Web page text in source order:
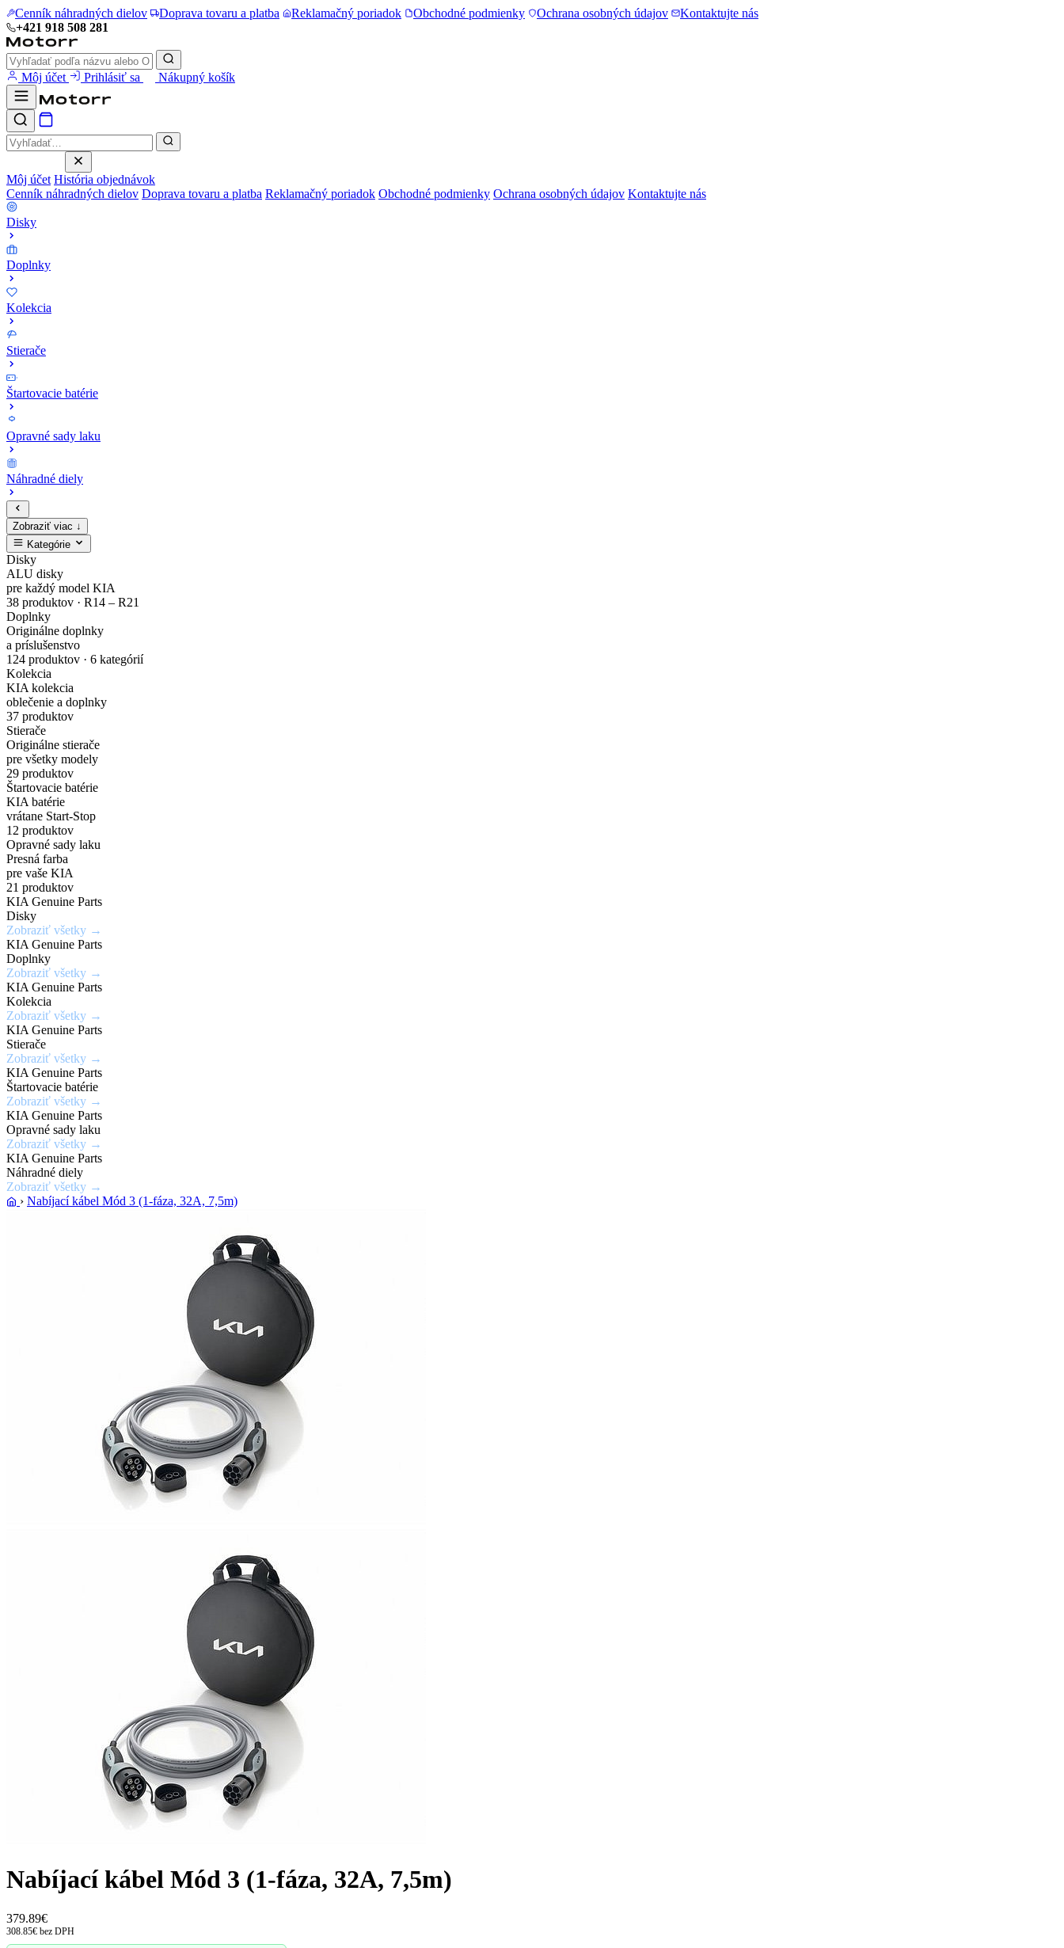
Cenník náhradných dielov Doprava tovaru a platba Reklamačný poriadok Obchodné podmienky Ochrana osobných údajov
Kontaktujte nás
+421 918 508 281
Môj účet Prihlásiť sa Nákupný košík
Môj účet História objednávok
Cenník náhradných dielov Doprava tovaru a platba Reklamačný poriadok Obchodné podmienky Ochrana osobných údajov Kontaktujte nás
Disky
Doplnky
Kolekcia
Stierače
Štartovacie batérie
Opravné sady laku
Náhradné diely
Zobraziť viac ↓
Kategórie
Zaregistruj
sa
a
nakupuj
originálne
príslušenstvo
za
výhodné
ceny
Získaj
výhody,
ktoré
inde
nedostaneš
Zaregistrovať
sa
Kompletný
cenník
originálnych
náhradných
dielov
Zadajte
originálne
číslo
dielu
a
zistite
aktuálnu
cenu
a
dostupnosť
Vyhľadať
diel
EV4
Zliatinový
disk
Gisa
Bicolour
7,5Jx19H2
/
5x114,3mm
/
ET52
Kúpiť
teraz
MODE3
Nabíjacie
káble
pre
elektrické
a
PHEV
vozidlá
Mimoriadne
odolné
voči
krúteniu
alebo
ohýbaniu
Zobraziť
ponuku
Sada
bezpečnostných
matíc
Dark
Chrome
Chráň
svoje
kolesá
s
istotou
a
eleganciou
Kúpiť
teraz
Opravné
sady
laku
karosérie
v
širokej
škále
odtieňov
Ideálne
riešenie
pre
rýchle
a
jednoduché
opravy
drobných
poškodení
laku
karosérie
Zobraziť
ponuku
Disky
ALU disky
pre každý model KIA
38 produktov · R14 – R21
Doplnky
Originálne doplnky
a príslušenstvo
124 produktov · 6 kategórií
Kolekcia
KIA kolekcia
oblečenie a doplnky
37 produktov
Stierače
Originálne stierače
pre všetky modely
29 produktov
Štartovacie batérie
KIA batérie
vrátane Start-Stop
12 produktov
Opravné sady laku
Presná farba
pre vaše KIA
21 produktov
KIA Genuine Parts
Disky
Zobraziť všetky →
KIA Genuine Parts
Doplnky
Zobraziť všetky →
KIA Genuine Parts
Kolekcia
Zobraziť všetky →
KIA Genuine Parts
Stierače
Zobraziť všetky →
KIA Genuine Parts
Štartovacie batérie
Zobraziť všetky →
KIA Genuine Parts
Opravné sady laku
Zobraziť všetky →
KIA Genuine Parts
Náhradné diely
Zobraziť všetky →
› Nabíjací kábel Mód 3 (1-fáza, 32A, 7,5m)
Nabíjací kábel Mód 3 (1-fáza, 32A, 7,5m)
379.89€
308.85€ bez DPH